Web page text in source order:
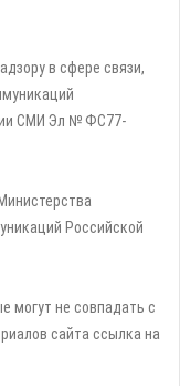
в сфере связи,
СМИ Эл № ФС77-
Российской
могут не совпадать с
сайта ссылка на